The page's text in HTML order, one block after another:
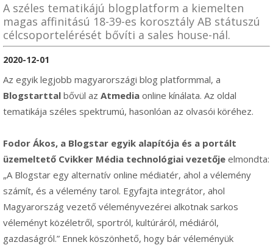
ALAPON
A széles tematikájú blogplatform a kiemelten
magas affinitású 18-39-es korosztály AB státuszú
célcsoportelérését bővíti a sales house-nál.
2020-12-01
Az egyik legjobb magyarországi blog platformmal, a
Blogstarttal bővül az Atmedia online kínálata. Az oldal
tematikája széles spektrumú, hasonlóan az olvasói köréhez.
Fodor Ákos, a Blogstar egyik alapítója és a portált
üzemeltető Cvikker Média technológiai vezetője elmondta:
„A Blogstar egy alternatív online médiatér, ahol a vélemény
számít, és a vélemény tarol. Egyfajta integrátor, ahol
Magyarország vezető véleményvezérei alkotnak sarkos
véleményt közéletről, sportról, kultúráról, médiáról,
gazdaságról.” Ennek köszönhető, hogy bár véleményük